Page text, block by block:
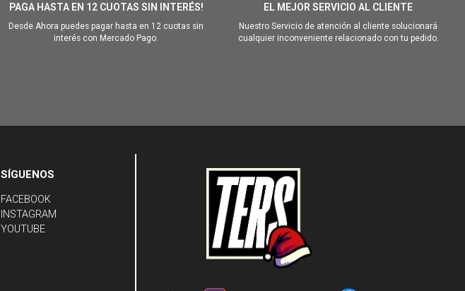
PAGA HASTA EN 12 CUOTAS SIN INTERÉS!
Desde Ahora puedes pagar hasta en 12 cuotas sin
interés con Mercado Pago.
EL MEJOR SERVICIO AL CLIENTE
Nuestro Servicio de atención al cliente solucionará
cualquier inconveniente relacionado con tu pedido.
SÍGUENOS
FACEBOOK
INSTAGRAM
YOUTUBE